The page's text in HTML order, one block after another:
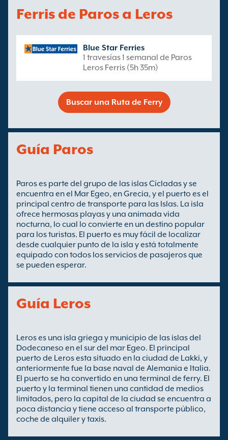
Ferris de Paros a Leros
Blue Star Ferries
1 travesías 1 semanal de Paros
Leros Ferris (5h 35m)
Buscar una Ruta de Ferry
Guía Paros
Paros es parte del grupo de las islas Cícladas y se
encuentra en el Mar Egeo, en Grecia, y el puerto es el
principal centro de transporte para las Islas. La isla
ofrece hermosas playas y una animada vida
nocturna, lo cual lo convierte en un destino popular
para los turistas. El puerto es muy fácil de localizar
desde cualquier punto de la isla y está totalmente
equipado con todos los servicios de pasajeros que
se pueden esperar.
Guía Leros
Leros es una isla griega y municipio de las islas del
Dodecaneso en el sur del mar Egeo. El principal
puerto de Leros esta situado en la ciudad de Lakki, y
anteriormente fue la base naval de Alemania e Italia.
El puerto se ha convertido en una terminal de ferry. El
puerto y la terminal tienen una cantidad de medios
limitados, pero la capital de la ciudad se encuentra a
poca distancia y tiene acceso al transporte público,
coche de alquiler y taxis.